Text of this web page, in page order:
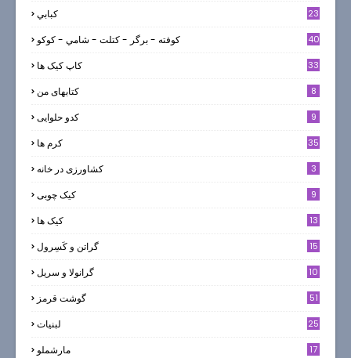
كبابي 23
كوفته - برگر - كتلت - شامي - كوكو 40
کاپ کیک ها 33
کتابهای من 8
کدو حلوایی 9
کرم ها 35
کشاورزی در خانه 3
کیک چوبی 9
کیک ها
13
گراتن و كَسِرول 15
گرانولا و سريل 10
گوشت قرمز 51
لبنيات 25
مارشملو 17